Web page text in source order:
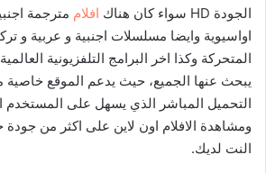
الجودة HD سواء كان هناك
افلام مترجمة
اواسيوية وايضا مسلسلات اجنبية و عربية و
المتحركة وكذا اخر البرامج التلفزيونية
يبحث عنها الجميع، حيث يدعم الموقع خاصية
التحميل المباشر الذي يسهل على المستخدم
ومشاهدة الافلام اون لاين على اكثر من
النت لديك.